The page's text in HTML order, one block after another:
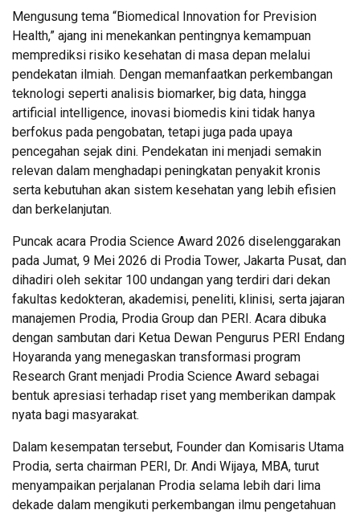
Mengusung tema “Biomedical Innovation for Prevision
Health,” ajang ini menekankan pentingnya kemampuan
memprediksi risiko kesehatan di masa depan melalui
pendekatan ilmiah. Dengan memanfaatkan perkembangan
teknologi seperti analisis biomarker, big data, hingga
artificial intelligence, inovasi biomedis kini tidak hanya
berfokus pada pengobatan, tetapi juga pada upaya
pencegahan sejak dini. Pendekatan ini menjadi semakin
relevan dalam menghadapi peningkatan penyakit kronis
serta kebutuhan akan sistem kesehatan yang lebih efisien
dan berkelanjutan.
Puncak acara Prodia Science Award 2026 diselenggarakan
pada Jumat, 9 Mei 2026 di Prodia Tower, Jakarta Pusat, dan
dihadiri oleh sekitar 100 undangan yang terdiri dari dekan
fakultas kedokteran, akademisi, peneliti, klinisi, serta jajaran
manajemen Prodia, Prodia Group dan PERI. Acara dibuka
dengan sambutan dari Ketua Dewan Pengurus PERI Endang
Hoyaranda yang menegaskan transformasi program
Research Grant menjadi Prodia Science Award sebagai
bentuk apresiasi terhadap riset yang memberikan dampak
nyata bagi masyarakat.
Dalam kesempatan tersebut, Founder dan Komisaris Utama
Prodia, serta chairman PERI, Dr. Andi Wijaya, MBA, turut
menyampaikan perjalanan Prodia selama lebih dari lima
dekade dalam mengikuti perkembangan ilmu pengetahuan